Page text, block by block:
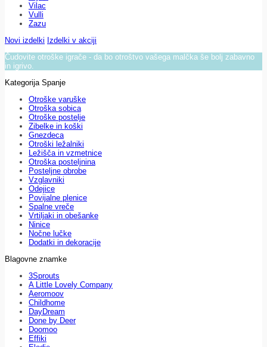
Vilac
Vulli
Zazu
Novi izdelki Izdelki v akciji
Čudovite otroške igrače - da bo otroštvo vašega malčka še bolj zabavno
in igrivo.
Kategorija Spanje
Otroške varuške
Otroška sobica
Otroške postelje
Zibelke in koški
Gnezdeca
Otroški ležalniki
Ležišča in vzmetnice
Otroška posteljnina
Posteljne obrobe
Vzglavniki
Odejice
Povijalne plenice
Spalne vreče
Vrtiljaki in obešanke
Ninice
Nočne lučke
Dodatki in dekoracije
Blagovne znamke
3Sprouts
A Little Lovely Company
Aeromoov
Childhome
DayDream
Done by Deer
Doomoo
Effiki